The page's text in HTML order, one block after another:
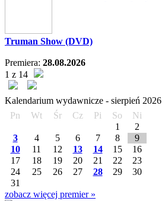
Truman Show (DVD)
Premiera: 28.08.2026
1 z 14
Kalendarium wydawnicze - sierpień 2026
Pn
Wt Śr Cz Pi So
Ni
1
2
3
4 5 6 7 8
9
10
11 12 13 14 15
16
17
18 19 20 21 22
23
24
25 26 27 28 29
30
31
zobacz więcej premier »